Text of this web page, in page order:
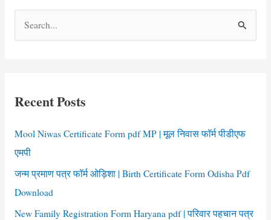
Haryana
pdf
Download
कार्ड
हरियाणा
f
o
:
Recent Posts
Mool Niwas Certificate Form pdf MP | मूल निवास फॉर्म पीडीएफ
एमपी
जन्म प्रमाण पत्र फॉर्म ओड़िशा | Birth Certificate Form Odisha Pdf
Download
New Family Registration Form Haryana pdf | परिवार पहचान पत्र